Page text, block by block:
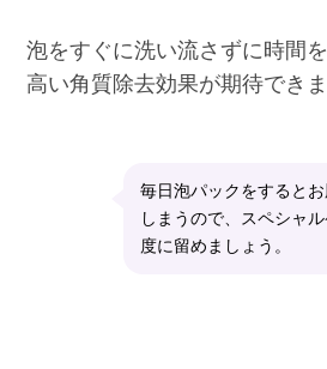
泡をすぐに洗い流さずに時間
高い角質除去効果が期待できま
毎日泡パックをすると
しまうので、スペシャ
度に留めましょう。